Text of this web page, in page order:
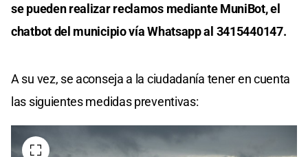
se pueden realizar reclamos mediante MuniBot, el
chatbot del municipio vía Whatsapp al 3415440147.
A su vez, se aconseja a la ciudadanía tener en cuenta
las siguientes medidas preventivas: